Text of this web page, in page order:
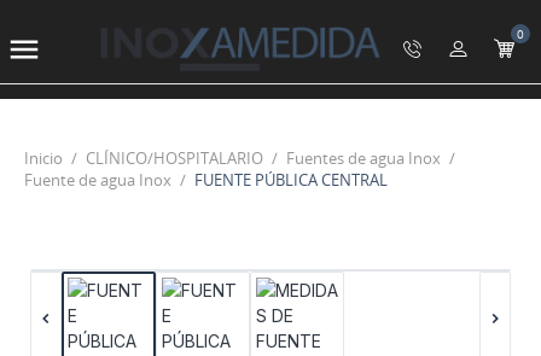
 0
Inicio CLÍNICO/HOSPITALARIO
Fuentes de agua Inox
Fuente de agua Inox
FUENTE PÚBLICA CENTRAL
-30%
OFERTA